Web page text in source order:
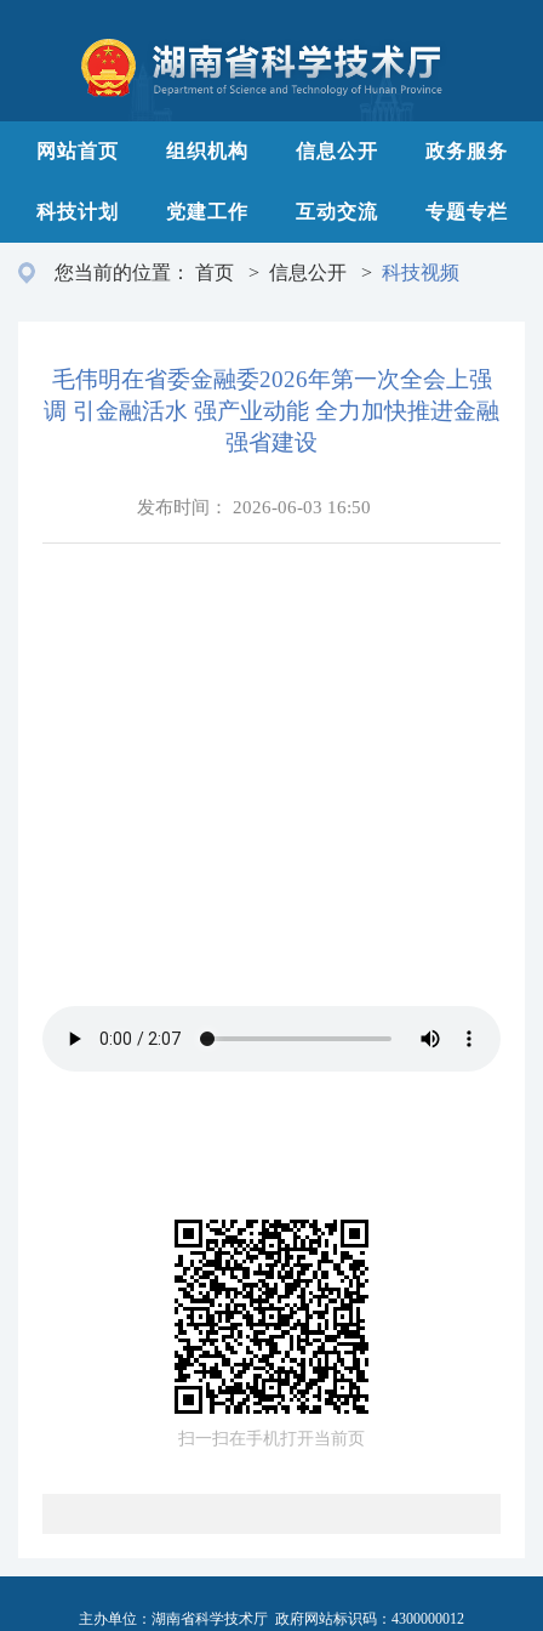
网站首页 组织机构 信息公开 政务服务
科技计划 党建工作 互动交流 专题专栏
您当前的位置： 首页 > 信息公开 > 科技视频
毛伟明在省委金融委2026年第一次全会上强
调 引金融活水 强产业动能 全力加快推进金融
强省建设
发布时间： 2026-06-03 16:50
扫一扫在手机打开当前页
主办单位：湖南省科学技术厅 政府网站标识码：4300000012